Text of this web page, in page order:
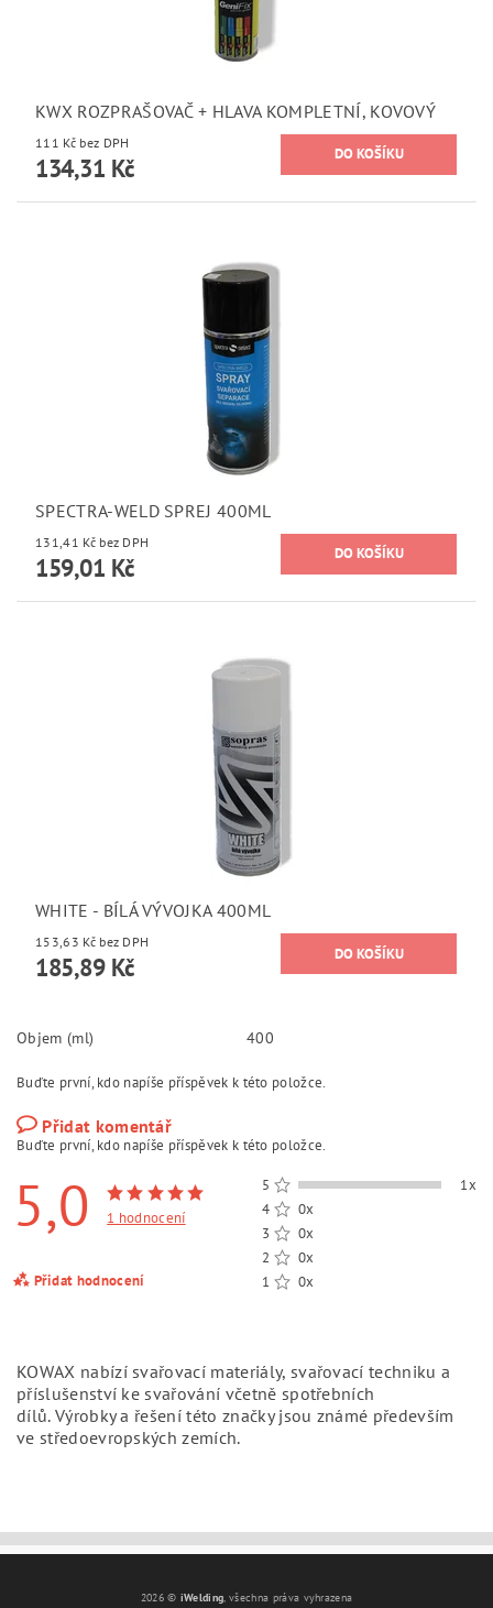
KWX ROZPRAŠOVAČ + HLAVA KOMPLETNÍ, KOVOVÝ
111 Kč bez DPH
134,31 Kč
SPECTRA-WELD SPREJ 400ML
131,41 Kč bez DPH
159,01 Kč
WHITE - BÍLÁ VÝVOJKA 400ML
153,63 Kč bez DPH
185,89 Kč
Objem (ml) 400
Buďte první, kdo napíše příspěvek k této položce.
Přidat komentář
Buďte první, kdo napíše příspěvek k této položce.
5,0 1 hodnocení
Přidat hodnocení
5
1x
4
0x
3
0x
2
0x
1
0x
KOWAX nabízí svařovací materiály, svařovací techniku a
příslušenství ke svařování včetně spotřebních
dílů.Výrobky a řešení této značky jsou známé především
ve středoevropských zemích.
2026 © iWelding, všechna práva vyhrazena